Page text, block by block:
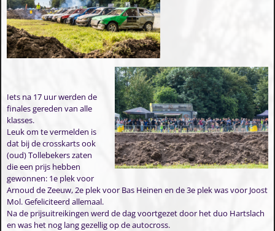
Iets na 17 uur werden de
finales gereden van alle
klasses.
Leuk om te vermelden is
dat bij de crosskarts ook
(oud) Tollebekers zaten
die een prijs hebben
gewonnen: 1e plek voor
Arnoud de Zeeuw, 2e plek voor Bas Heinen en de 3e plek was voor Joost
Mol. Gefeliciteerd allemaal.
Na de prijsuitreikingen werd de dag voortgezet door het duo Hartslach
en was het nog lang gezellig op de autocross.